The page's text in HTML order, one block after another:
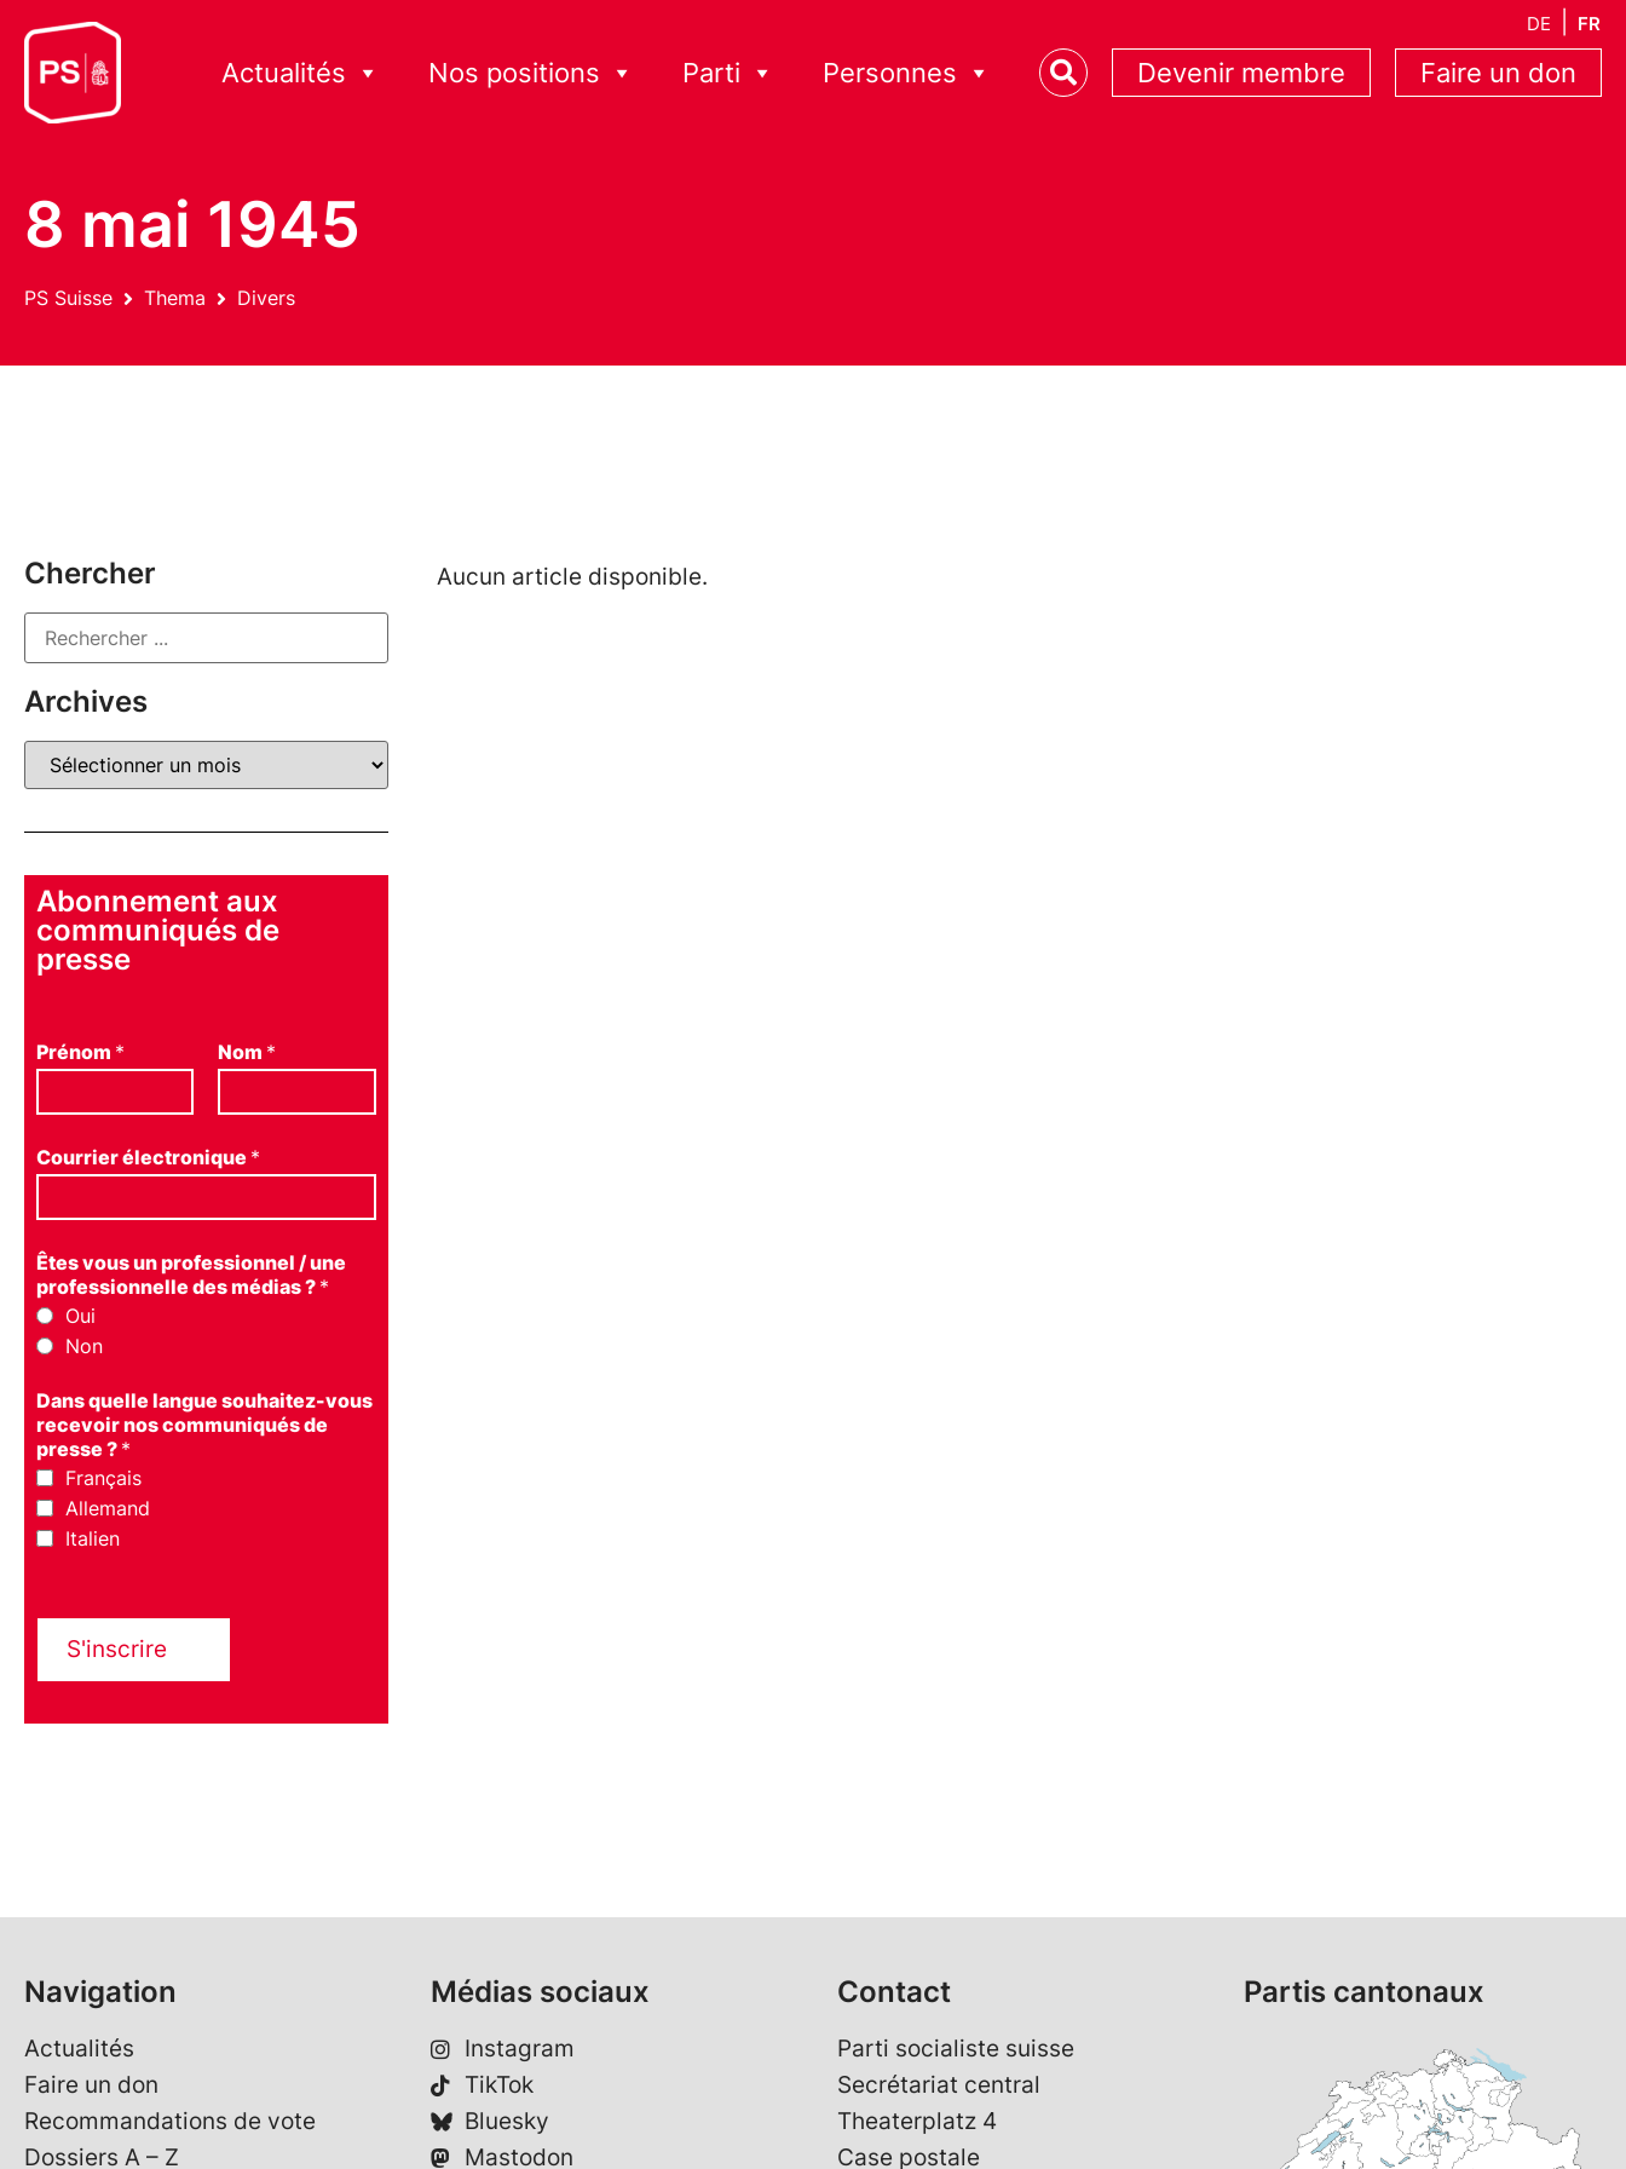
DE FR
Actualités Nos positions Parti Personnes Devenir membre Faire un don
8 mai 1945
PS Suisse Thema Divers
Chercher
Archives
Abonnement aux
communiqués de
presse
Prénom * Nom *
Courrier électronique *
Êtes vous un professionnel / une
professionnelle des médias ? *
Oui
Non
Dans quelle langue souhaitez-vous
recevoir nos communiqués de
presse ? *
Français
Allemand
Italien
S'inscrire
Aucun article disponible.
Navigation
Actualités
Faire un don
Recommandations de vote
Dossiers A – Z
Médias sociaux
Instagram
TikTok
Bluesky
Mastodon
Contact
Parti socialiste suisse
Secrétariat central
Theaterplatz 4
Case postale
Partis cantonaux